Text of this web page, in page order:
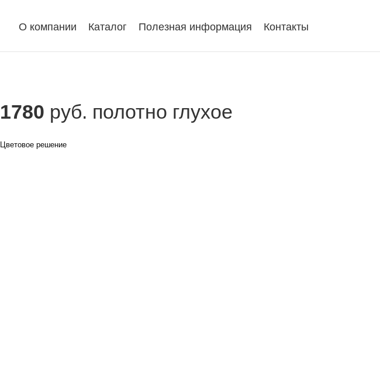
О компании Каталог Полезная информация Контакты
1780 руб. полотно глухое
Цветовое решение